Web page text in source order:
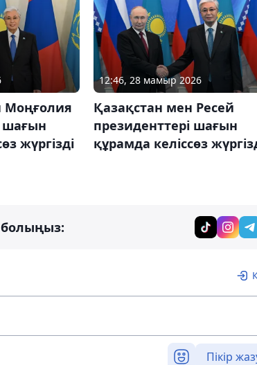
Моңғолия
шағын
жүргізді
12:46, 28 мамыр 2026
Қазақстан мен Ресей
президенттері шағын
құрамда келіссөз
Пікір